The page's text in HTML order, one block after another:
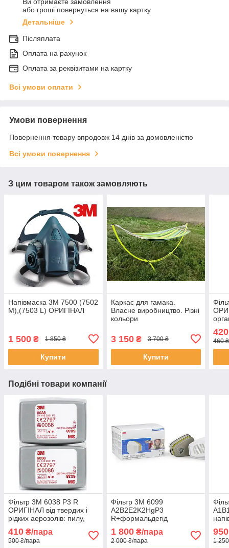
Ви отримаєте замовлення
або гроші повернуться на вашу картку
Детальніше
Післяплата
Оплата на рахунок
Оплата за реквізитами на картку
Всі умови оплати
Умови повернення
Повернення товару впродовж 14 днів за домовленістю
Всі умови повернення
З цим товаром також замовляють
Напівмаска 3М 7500 (7502
М),(7503 L) ОРИГІНАЛ
1 500 ₴ 1 850 ₴
Купити
Каркас для гамака.
Власне виробництво. Різні
кольори
3 150₴ 3 700 ₴
Купити
420
460
Подібні товари компанії
Фільтр 3M 6038 P3 R
ОРИГІНАЛ від твердих і
рідких аерозолів: пилу,
диму, туману
410 ₴/пара
500 ₴/пара
Фільтр 3М 6099
A2B2E2K2HgP3
R+формальдегід
ОРИГІНАЛ. від газів, парів,
від аерозолів, аміаку.
Фільтр на маску 3М
1 800₴/пара
2 000 ₴/пара
950
1